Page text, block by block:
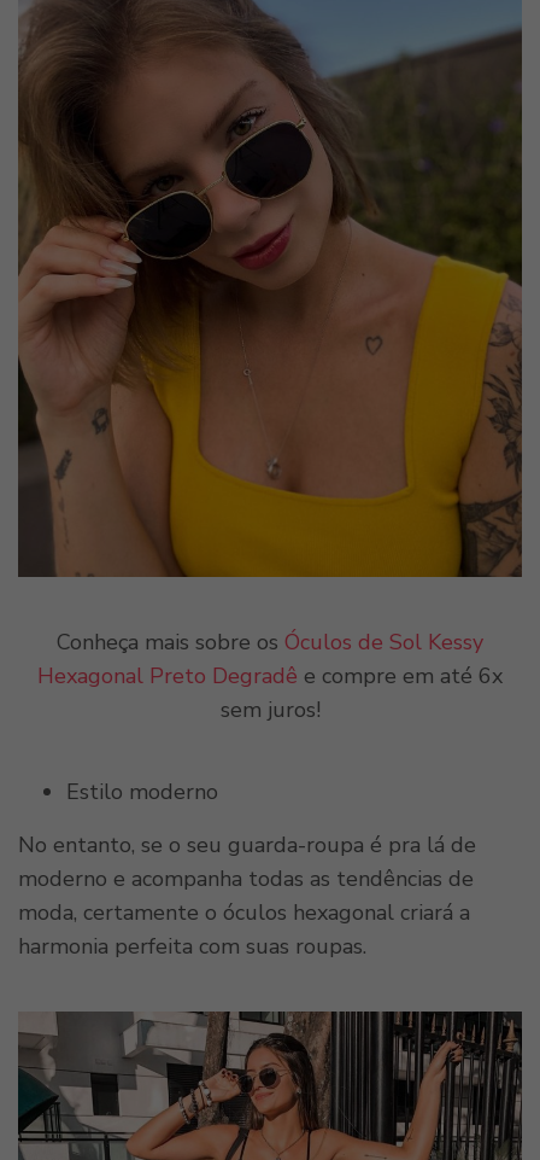
Conheça mais sobre os Óculos de Sol Kessy
Hexagonal Preto Degradê e compre em até 6x
sem juros!
Estilo moderno
No entanto, se o seu guarda-roupa é pra lá de
moderno e acompanha todas as tendências de
moda, certamente o óculos hexagonal criará a
harmonia perfeita com suas roupas.